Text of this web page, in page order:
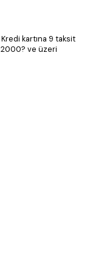
Kredi kartına 9 taksit
2000? ve üzeri